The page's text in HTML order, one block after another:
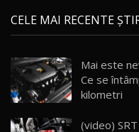
chinez
/17:27
15 14:37
16
CELE MAI RECENTE
Mai este
Ce se
kilometri
(video)